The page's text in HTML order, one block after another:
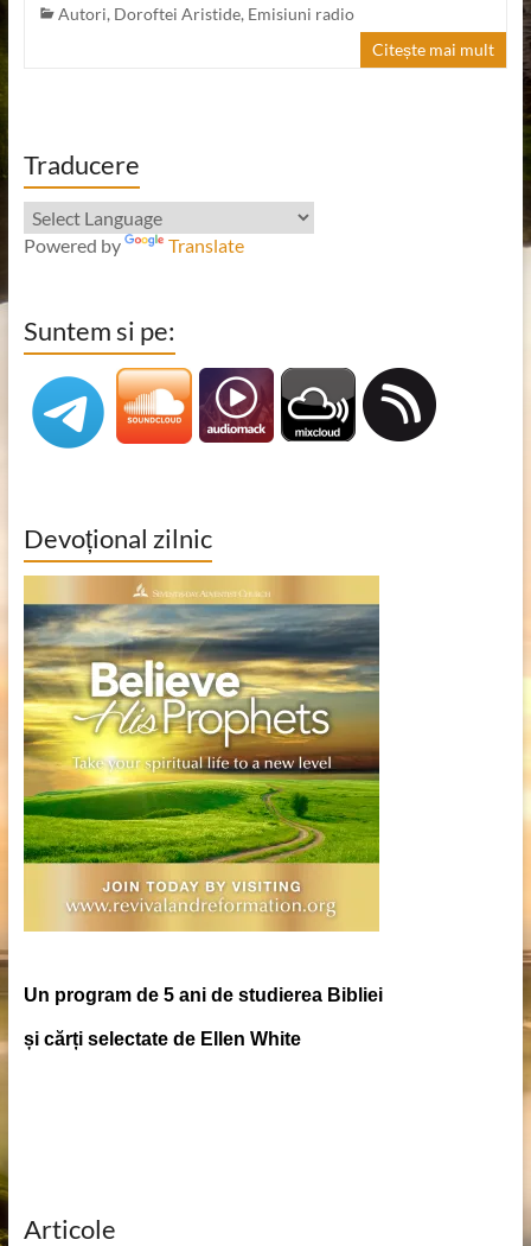
Autori, Doroftei Aristide, Emisiuni radio
Citește mai mult
Traducere
Powered by Translate
Suntem si pe:
Devoțional zilnic
Un program de 5 ani de studierea Bibliei
și cărți selectate de Ellen White
Articole